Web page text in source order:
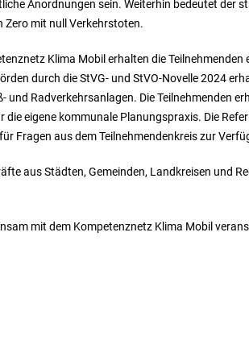
Anordnungen sein. Weiterhin bedeutet der
Zero mit null Verkehrstoten.
Klima Mobil erhalten die Teilnehmenden
durch die StVG- und StVO-Novelle 2024
Radverkehrsanlagen. Die Teilnehmenden
eigene kommunale Planungspraxis. Die
Fragen aus dem Teilnehmendenkreis zur
aus Städten, Gemeinden, Landkreisen und
mit dem Kompetenznetz Klima Mobil